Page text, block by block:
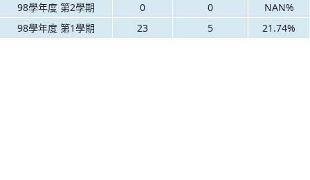
98學年度 第2學期
0 0
NAN%
98學年度 第1學期
23 5 21.74%